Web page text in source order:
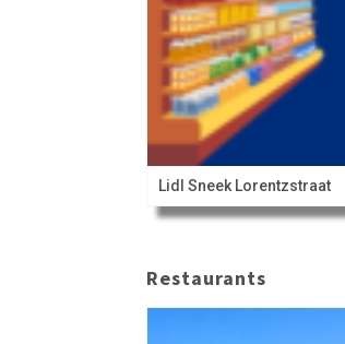
Lidl Sneek Lorentzstraat
Restaurants